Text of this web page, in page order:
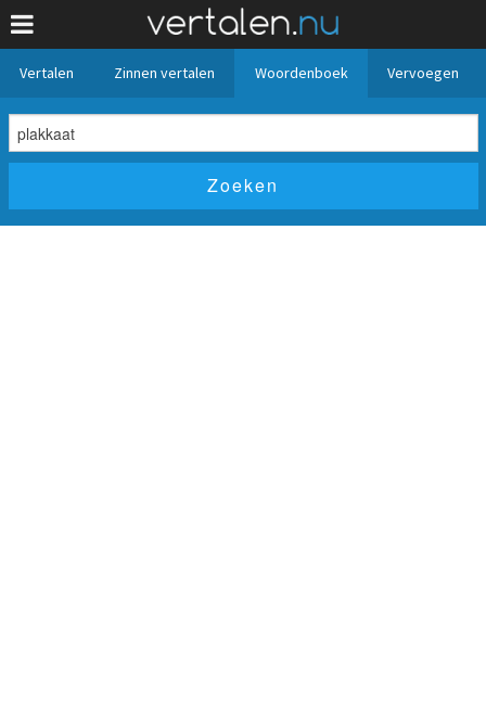
Vertalen Zinnen vertalen Woordenboek Vervoegen